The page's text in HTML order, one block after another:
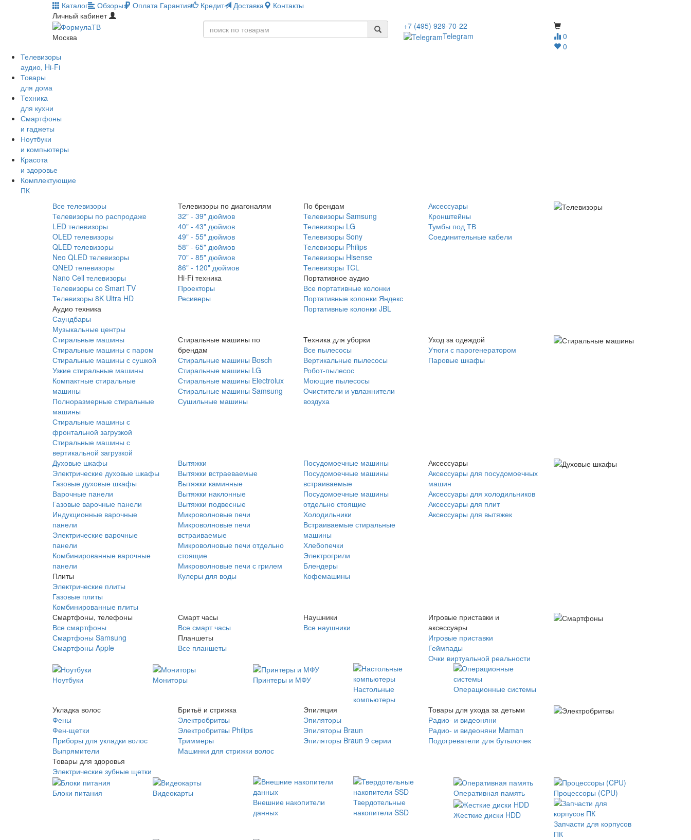
Каталог Обзоры Оплата Гарантия Кредит Доставка
Контакты
Личный кабинет
Москва
0
0
+7 (495) 929-70-22
Telegram
Телевизоры
аудио, Hi-Fi
Товары
для дома
Техника
для кухни
Смартфоны
и гаджеты
Ноутбуки
и компьютеры
Красота
и здоровье
Комплектующие
ПК
Все телевизоры
Телевизоры по распродаже
LED телевизоры
OLED телевизоры
QLED телевизоры
Neo QLED телевизоры
QNED телевизоры
Nano Cell телевизоры
Телевизоры со Smart TV
Телевизоры 8K Ultra HD
Аудио техника
Саундбары
Музыкальные центры
Телевизоры по диагоналям
32" - 39" дюймов
40" - 43" дюймов
49" - 55" дюймов
58" - 65" дюймов
70" - 85" дюймов
86" - 120" дюймов
Hi-Fi техника
Проекторы
Ресиверы
По брендам
Телевизоры Samsung
Телевизоры LG
Телевизоры Sony
Телевизоры Philips
Телевизоры Hisense
Телевизоры TCL
Портативное аудио
Все портативные колонки
Портативные колонки Яндекс
Портативные колонки JBL
Аксессуары
Кронштейны
Тумбы под ТВ
Соединительные кабели
Стиральные машины
Стиральные машины с паром
Стиральные машины с сушкой
Узкие стиральные машины
Компактные стиральные
машины
Полноразмерные стиральные
машины
Стиральные машины с
фронтальной загрузкой
Стиральные машины с
вертикальной загрузкой
Стиральные машины по
брендам
Стиральные машины Bosch
Стиральные машины LG
Стиральные машины Electrolux
Стиральные машины Samsung
Сушильные машины
Техника для уборки
Все пылесосы
Вертикальные пылесосы
Робот-пылесос
Моющие пылесосы
Очистители и увлажнители
воздуха
Уход за одеждой
Утюги с парогенератором
Паровые шкафы
Духовые шкафы
Электрические духовые шкафы
Газовые духовые шкафы
Варочные панели
Газовые варочные панели
Индукционные варочные
панели
Электрические варочные
панели
Комбинированные варочные
панели
Плиты
Электрические плиты
Газовые плиты
Комбинированные плиты
Вытяжки
Вытяжки встраеваемые
Вытяжки каминные
Вытяжки наклонные
Вытяжки подвесные
Микроволновые печи
Микроволновые печи
встраиваемые
Микроволновые печи отдельно
стоящие
Микроволновые печи с грилем
Кулеры для воды
Посудомоечные машины
Посудомоечные машины
встраиваемые
Посудомоечные машины
отдельно стоящие
Холодильники
Встраиваемые стиральные
машины
Хлебопечки
Электрогрили
Блендеры
Кофемашины
Аксессуары
Аксессуары для посудомоечных
машин
Аксессуары для холодильников
Аксессуары для плит
Аксессуары для вытяжек
Смартфоны, телефоны
Все смартфоны
Смартфоны Samsung
Смартфоны Apple
Смарт часы
Все смарт часы
Планшеты
Все планшеты
Наушники
Все наушники
Игровые приставки и
аксессуары
Игровые приставки
Геймпады
Очки виртуальной реальности
Ноутбуки Мониторы
Принтеры и МФУ
Настольные
компьютеры
Операционные системы
Укладка волос
Фены
Фен-щетки
Приборы для укладки волос
Выпрямители
Товары для здоровья
Электрические зубные щетки
Бритьё и стрижка
Электробритвы
Электробритвы Philips
Триммеры
Машинки для стрижки волос
Эпиляция
Эпиляторы
Эпиляторы Braun
Эпиляторы Braun 9 серии
Товары для ухода за детьми
Радио- и видеоняни
Радио- и видеоняни Maman
Подогреватели для бутылочек
Блоки питания
Видеокарты
Внешние накопители
данных
Твердотельные
накопители SSD
Оперативная память Процессоры (CPU)
Жесткие диски HDD
Запчасти для корпусов
ПК